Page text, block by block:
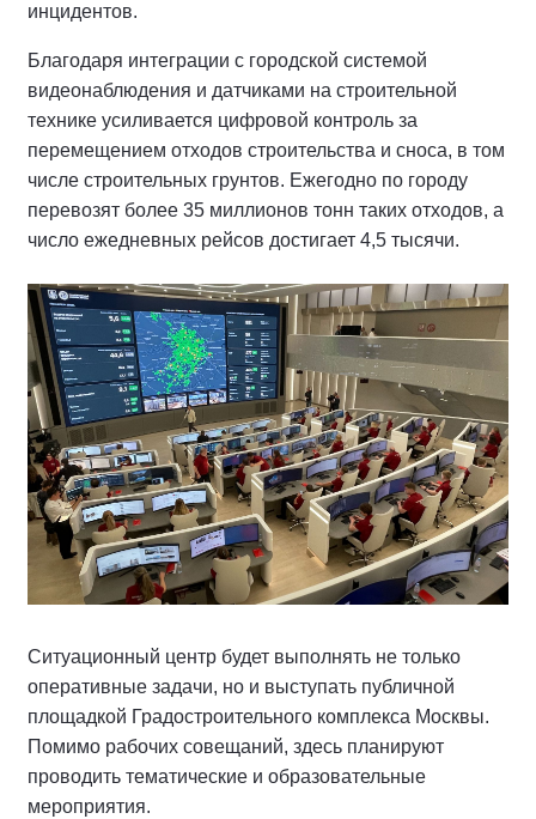
инцидентов.
Благодаря интеграции с городской системой
видеонаблюдения и датчиками на строительной
технике усиливается цифровой контроль за
перемещением отходов строительства и сноса, в том
числе строительных грунтов. Ежегодно по городу
перевозят более 35 миллионов тонн таких отходов, а
число ежедневных рейсов достигает 4,5 тысячи.
Ситуационный центр будет выполнять не только
оперативные задачи, но и выступать публичной
площадкой Градостроительного комплекса Москвы.
Помимо рабочих совещаний, здесь планируют
проводить тематические и образовательные
мероприятия.